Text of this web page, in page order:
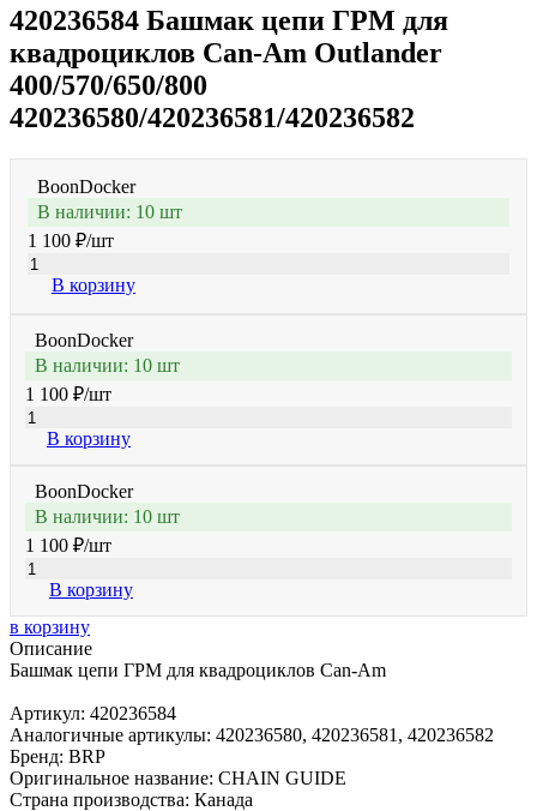
420236584 Башмак цепи ГРМ для
квадроциклов Can-Am Outlander
400/570/650/800
420236580/420236581/420236582
BoonDocker
В наличии: 10 шт
1 100 ₽/шт
В корзину
BoonDocker
В наличии: 10 шт
1 100 ₽/шт
В корзину
BoonDocker
В наличии: 10 шт
1 100 ₽/шт
В корзину
в корзину
Описание
Башмак цепи ГРМ для квадроциклов Can-Am
Артикул: 420236584
Аналогичные артикулы: 420236580, 420236581, 420236582
Бренд: BRP
Оригинальное название: CHAIN GUIDE
Страна производства: Канада